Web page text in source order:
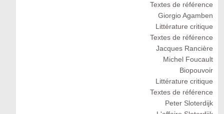
Textes de référence
Giorgio Agamben
Littérature critique
Textes de référence
Jacques Rancière
Michel Foucault
Biopouvoir
Littérature critique
Textes de référence
Peter Sloterdijk